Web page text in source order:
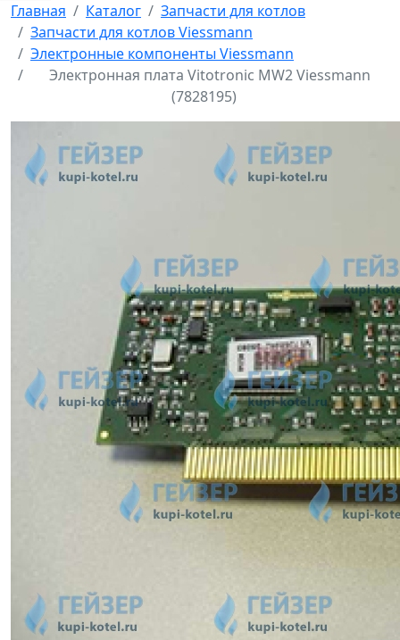
Главная Каталог
Запчасти для котлов
Запчасти для котлов Viessmann
Электронные компоненты Viessmann
Электронная плата Vitotronic MW2 Viessmann
(7828195)